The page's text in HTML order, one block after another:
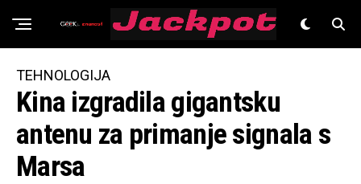
Znanost
TEHNOLOGIJA
Kina izgradila gigantsku
antenu za primanje signala s
Marsa